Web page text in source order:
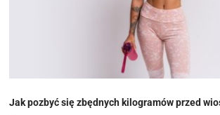
Jak pozbyć się zbędnych kilogramów przed